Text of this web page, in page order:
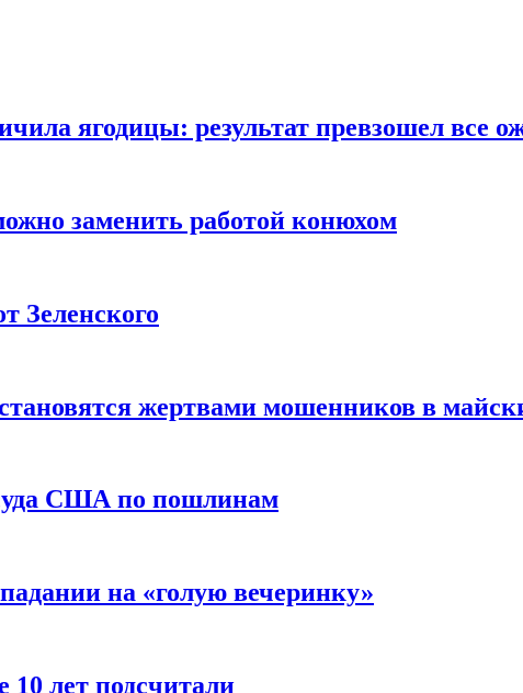
ягодицы: результат превзошел все
заменить работой конюхом
Зеленского
жертвами мошенников в
США по пошлинам
на «голую вечеринку»
10 лет подсчитали